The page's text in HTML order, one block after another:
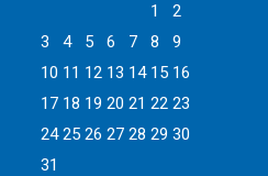
1
2
3
4 5 6 7 8
9
10 11 12 13 14 15 16
17 18 19 20 21 22 23
24 25 26 27 28 29 30
31